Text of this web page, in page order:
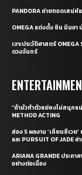
PANDORA ถ่ายทอดเสน่ห์
OMEGA แต่งตั้ง ชิน มินอ
เจาะประวัติศาสตร์
ดวงจันทร์
“ถ้ามัวทำตัวแย่คงไม่สนุกแ
METHOD ACTING
ส่อง 5 ผลงาน ‘เถียนซีเวย
และ PURSUIT OF JADE ล่
ARIANA GRANDE ประก
อย่างต่อเนื่อง